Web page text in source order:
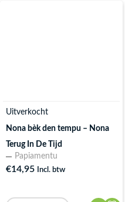
Uitverkocht
Nona bèk den tempu – Nona
Terug In De Tijd
Papiamentu
€14,95 Incl. btw